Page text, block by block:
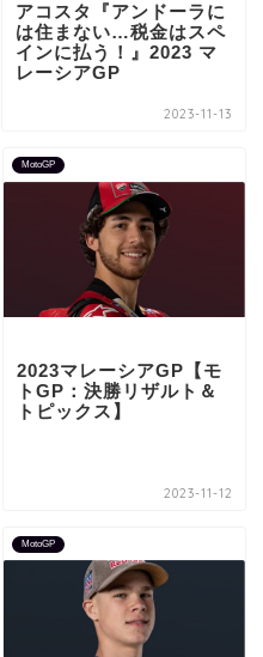
アコスタ『アンドーラに
は住まない…税金はスペ
インに払う！』2023 マ
レーシアGP
2023-11-13
MotoGP
2023マレーシアGP【モ
トGP：決勝リザルト＆
トピックス】
2023-11-12
MotoGP